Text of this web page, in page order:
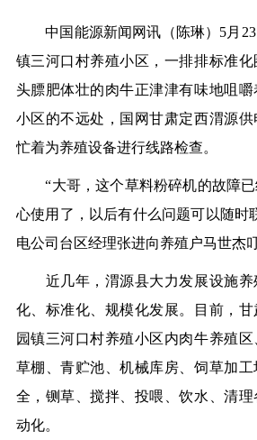
中国能源新闻网讯 （陈琳） 5月
镇三河口村养殖小区，一排排标准
头膘肥体壮的肉牛正津津有味地咀
小区的不远处，国网甘肃定西渭源
忙着为养殖设备进行线路检查。
“大哥，这个草料粉碎机的故障已
心使用了，以后有什么问题可以随时
电公司台区经理张进向养殖户马世杰
近几年，渭源县大力发展设施养
化、标准化、规模化发展。目前，
园镇三河口村养殖小区内肉牛养殖
草棚、青贮池、机械库房、饲草加
全，铡草、搅拌、投喂、饮水、清
动化。